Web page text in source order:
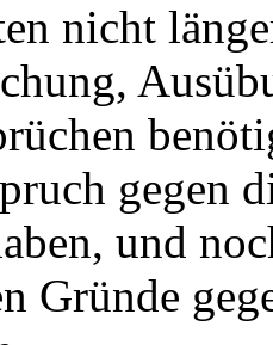
nicht
gegen
und
Gründe